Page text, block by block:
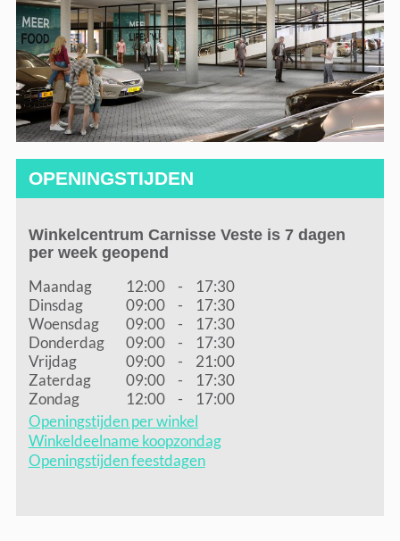
OPENINGSTIJDEN
Winkelcentrum Carnisse Veste is 7 dagen
per week geopend
Maandag 12:00 -
17:30
Dinsdag
09:00 -
17:30
Woensdag
09:00 -
17:30
Donderdag
09:00 -
17:30
Vrijdag
09:00 -
21:00
Zaterdag
09:00 -
17:30
Zondag
12:00 -
17:00
Openingstijden per winkel
Winkeldeelname koopzondag
Openingstijden feestdagen